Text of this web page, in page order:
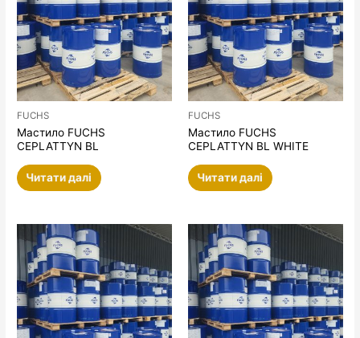
FUCHS
Мастило FUCHS
CEPLATTYN BL
Читати далі
FUCHS
Мастило FUCHS
CEPLATTYN BL WHITE
Читати далі